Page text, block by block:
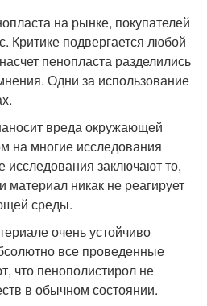
на рынке, покупателей
Критике подвергается любой
пенопласта разделились
Одни за использование
вреда окружающей
на многие исследования
заключают то,
материал никак не реагирует
среды.
очень устойчиво
все проведенные
что пенополистирол не
в обычном состоянии.